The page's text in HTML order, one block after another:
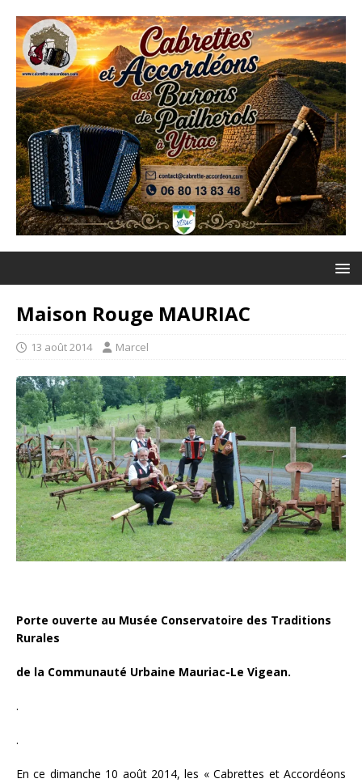
Maison Rouge MAURIAC
13 août 2014 Marcel
Porte ouverte au Musée Conservatoire des Traditions
Rurales
de la Communauté Urbaine Mauriac-Le Vigean.
.
.
En ce dimanche 10 août 2014, les « Cabrettes et Accordéons